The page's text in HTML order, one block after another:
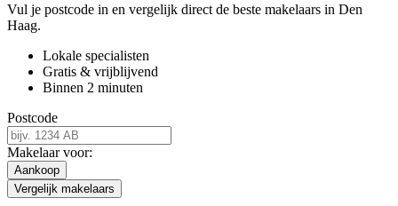
Vul je postcode in en vergelijk direct de beste makelaars in Den
Haag.
Lokale specialisten
Gratis & vrijblijvend
Binnen 2 minuten
Postcode
Makelaar voor:
Aankoop
Vergelijk makelaars